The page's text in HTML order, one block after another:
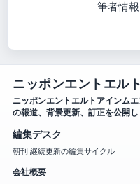
筆者情報
ニッポンエントエル
ニッポンエントエルトアインム
の報道、背景更新、訂正を公開し
編集デスク
朝刊 継続更新の編集サイクル
会社概要